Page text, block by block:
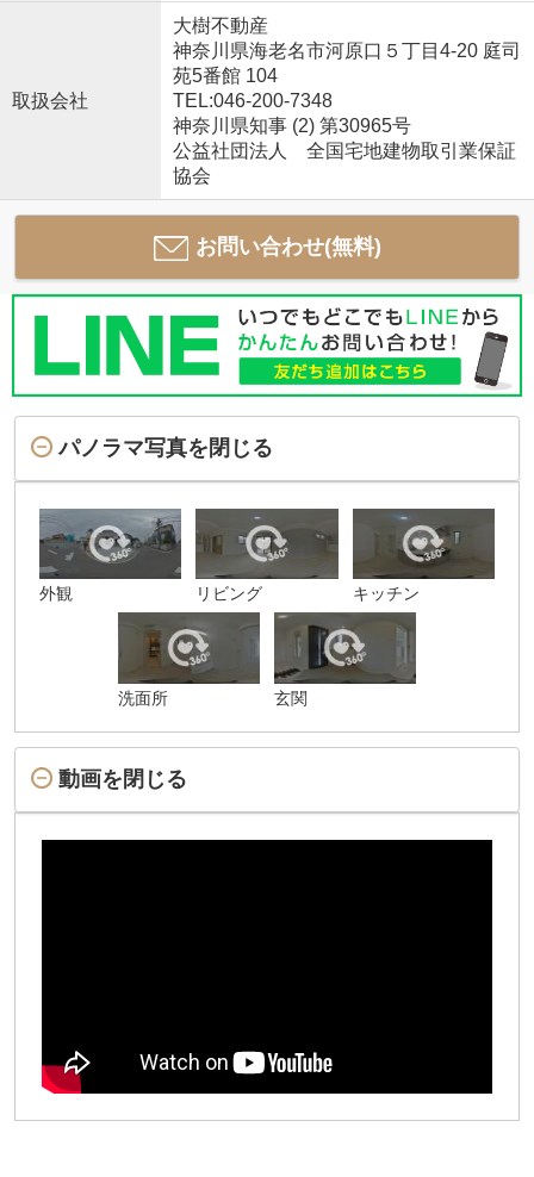
取扱会社
大樹不動産
神奈川県海老名市河原口５丁目4-20 庭司
苑5番館 104
TEL:046-200-7348
神奈川県知事 (2) 第30965号
公益社団法人 全国宅地建物取引業保証
協会
お問い合わせ(無料)
パノラマ写真を閉じる
外観 リビング キッチン
洗面所 玄関
動画を閉じる